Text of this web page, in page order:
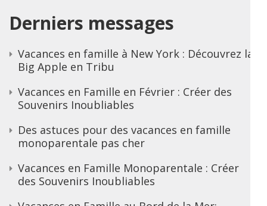
Derniers messages
Vacances en famille à New York : Découvrez la
Big Apple en Tribu
Vacances en Famille en Février : Créer des
Souvenirs Inoubliables
Des astuces pour des vacances en famille
monoparentale pas cher
Vacances en Famille Monoparentale : Créer
des Souvenirs Inoubliables